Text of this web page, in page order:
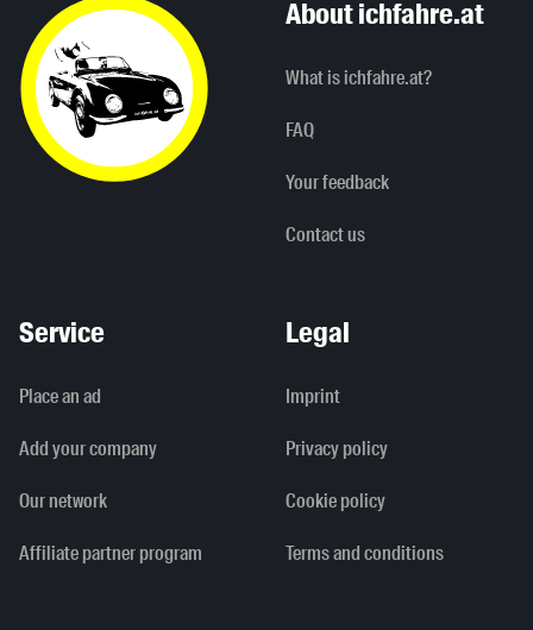
About ichfahre.at
What is ichfahre.at?
FAQ
Your feedback
Contact us
Service
Place an ad
Add your company
Our network
Affiliate partner program
Legal
Imprint
Privacy policy
Cookie policy
Terms and conditions